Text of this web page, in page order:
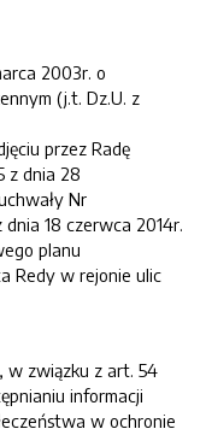
2003r. o
(j.t. Dz.U. z
przez Radę
z dnia 28
Nr
dnia 18 czerwca 2014r.
planu
Redy w rejonie ulic
w związku z art. 54
informacji
w ochronie